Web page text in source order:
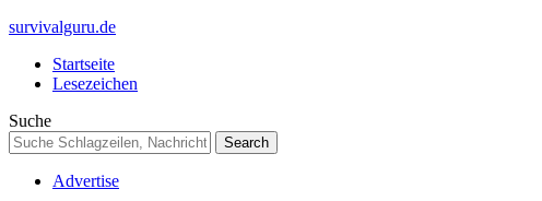
survivalguru.de
Startseite
Lesezeichen
Suche
Advertise